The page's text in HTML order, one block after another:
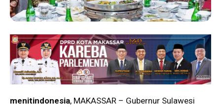
menitindonesia, MAKASSAR – Gubernur Sulawesi